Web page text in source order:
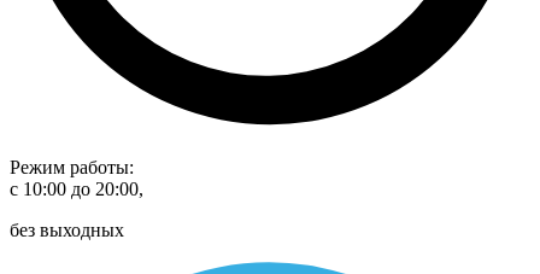
Режим работы:
с 10:00 до 20:00,
без выходных